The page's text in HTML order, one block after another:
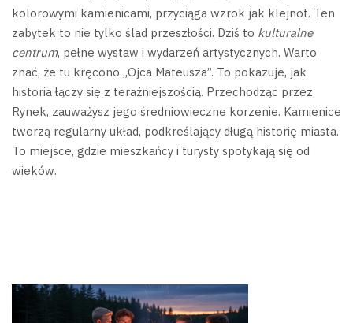
kolorowymi kamienicami, przyciąga wzrok jak klejnot. Ten
zabytek to nie tylko ślad przeszłości. Dziś to kulturalne
centrum, pełne wystaw i wydarzeń artystycznych. Warto
znać, że tu kręcono „Ojca Mateusza”. To pokazuje, jak
historia łączy się z teraźniejszością. Przechodząc przez
Rynek, zauważysz jego średniowieczne korzenie. Kamienice
tworzą regularny układ, podkreślający długą historię miasta.
To miejsce, gdzie mieszkańcy i turysty spotykają się od
wieków.